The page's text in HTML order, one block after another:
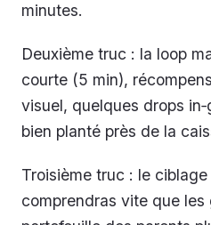
minutes.
Deuxième truc : la loop
courte (5 min),
visuel, quelques drops
bien planté près de la
Troisième truc : le
comprendras vite que